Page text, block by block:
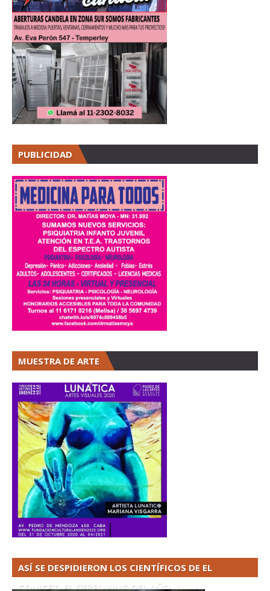
PUBLICIDAD
MUESTRA DE ARTE
ASÍ SE DESPIDIERON LOS CIENTÍFICOS DE EL
CONICET. EL STREAMING DEL AÑO